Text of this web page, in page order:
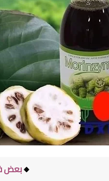
🔸بعض